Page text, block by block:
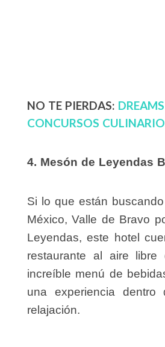
NO TE PIERDAS:
CONCURSOS
4. Mesón de Leyendas
Si lo que están
México, Valle de Bravo
Leyendas, este hotel
restaurante al aire
increíble menú de
una experiencia
relajación.